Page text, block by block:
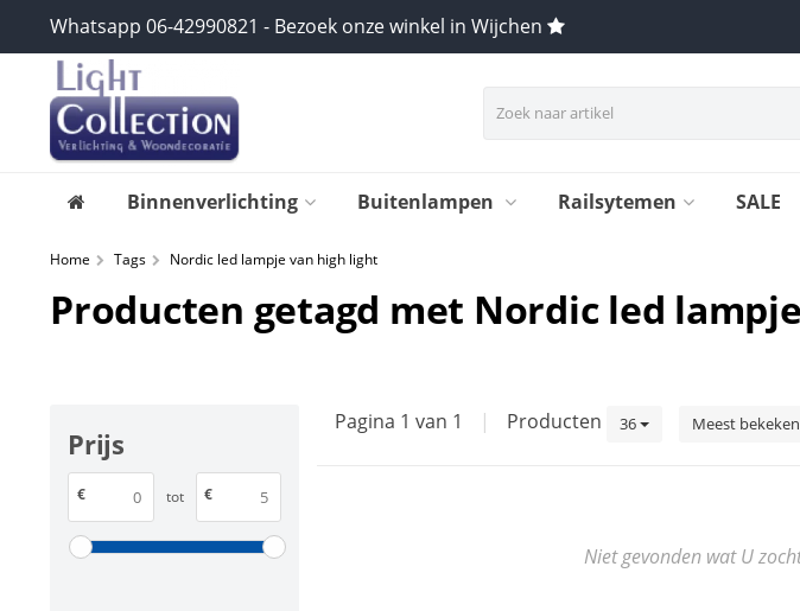
Whatsapp 06-42990821 - Bezoek onze winkel in Wijchen
Binnenverlichting Buitenlampen Railsytemen SALE
Home Tags Nordic led lampje van high light
Producten getagd met Nordic led
Prijs
€ tot €
Pagina 1 van 1 | Producten 36 Meest bekeken
Niet gevonden wat U